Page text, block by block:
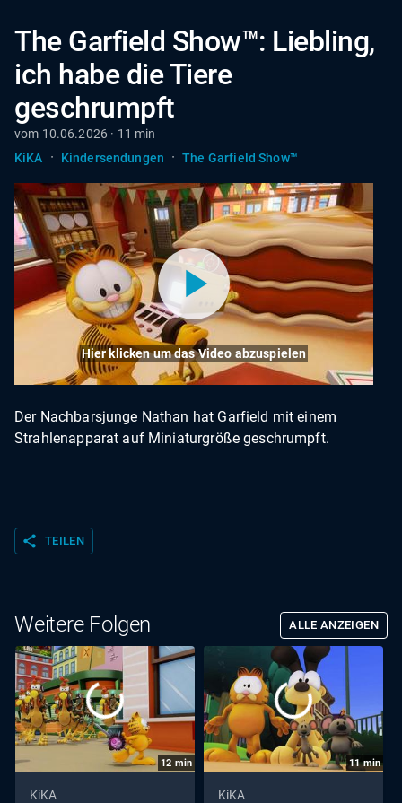
The Garfield Show™: Liebling,
ich habe die Tiere
geschrumpft
vom 10.06.2026 · 11 min
KiKA
· Kindersendungen · The Garfield Show™
Hier klicken um das Video abzuspielen
Der Nachbarsjunge Nathan hat Garfield mit einem
Strahlenapparat auf Miniaturgröße geschrumpft.
share TEILEN
Weitere Folgen ALLE ANZEIGEN
12 min
KiKA
11min
KiKA